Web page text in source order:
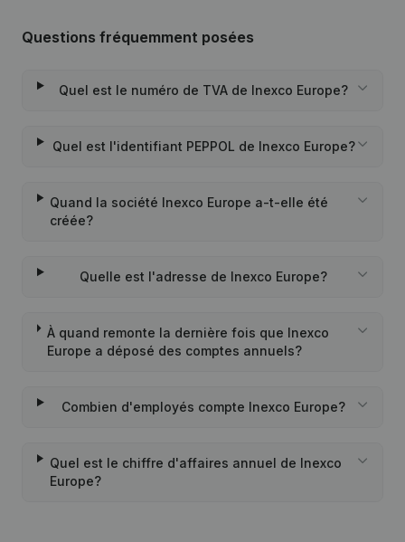
Questions fréquemment posées
Quel est le numéro de TVA de Inexco Europe?
Quel est l'identifiant PEPPOL de Inexco Europe?
Quand la société Inexco Europe a-t-elle été
créée?
Quelle est l'adresse de Inexco Europe?
À quand remonte la dernière fois que Inexco
Europe a déposé des comptes annuels?
Combien d'employés compte Inexco Europe?
Quel est le chiffre d'affaires annuel de Inexco
Europe?